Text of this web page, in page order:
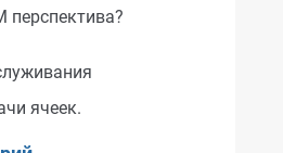
перспектива?
ячеек.